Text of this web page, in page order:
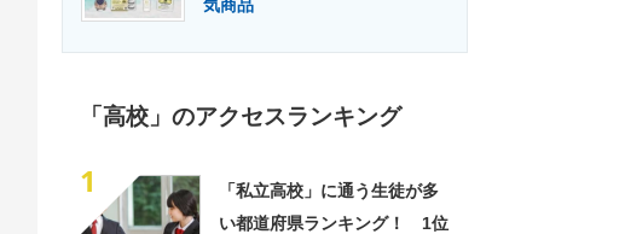
気商品
「高校」のアクセスランキング
1
「私立高校」に通う生徒が多
い都道府県ランキング！ 1位